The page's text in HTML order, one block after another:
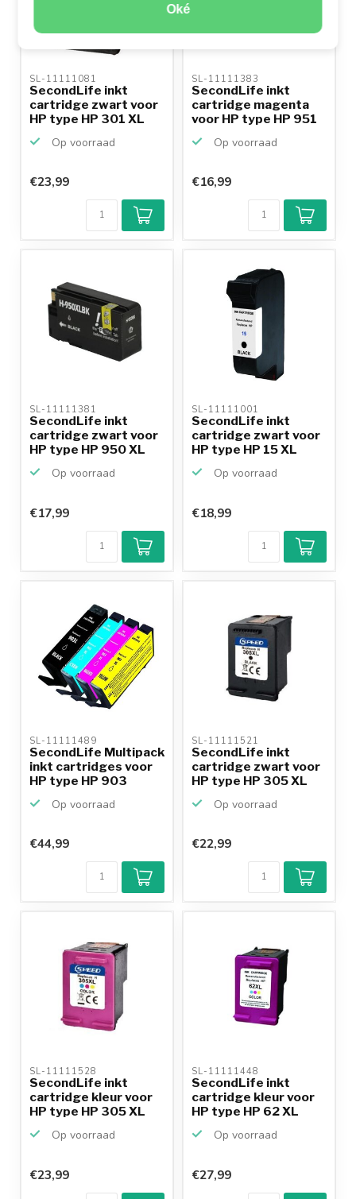
Oké
SL-11111081
SecondLife inkt
cartridge zwart voor
HP type HP 301 XL
Op voorraad
€23,99
SL-11111383
SecondLife inkt
cartridge magenta
voor HP type HP 951
Op voorraad
€16,99
SL-11111381
SecondLife inkt
cartridge zwart voor
HP type HP 950 XL
Op voorraad
€17,99
SL-11111001
SecondLife inkt
cartridge zwart voor
HP type HP 15 XL
Op voorraad
€18,99
SL-11111489
SecondLife Multipack
inkt cartridges voor
HP type HP 903
Op voorraad
€44,99
SL-11111521
SecondLife inkt
cartridge zwart voor
HP type HP 305 XL
Op voorraad
€22,99
SL-11111528
SecondLife inkt
cartridge kleur voor
HP type HP 305 XL
Op voorraad
€23,99
SL-11111448
SecondLife inkt
cartridge kleur voor
HP type HP 62 XL
Op voorraad
€27,99